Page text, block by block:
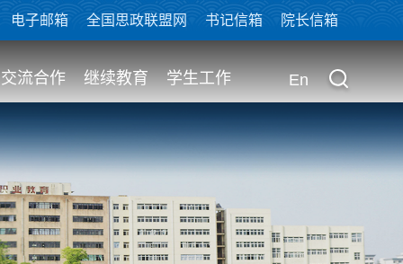
电子邮箱 全国思政联盟网 书记信箱 院长信箱
交流合作 继续教育 学生工作 En